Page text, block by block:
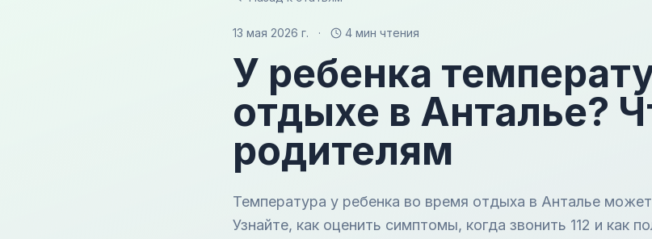
13 мая 2026 г. · 4 мин чтения
У ребенка
отдыхе в Анталье?
родителям
Температура у ребенка во время отдыха в Анталье
Узнайте, как оценить симптомы, когда звонить 112 и как